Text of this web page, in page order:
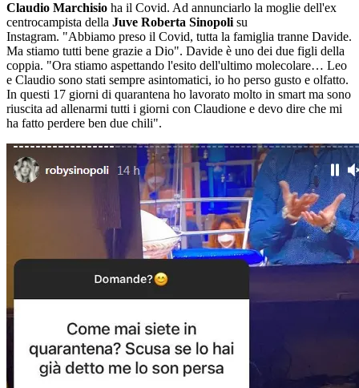
Claudio Marchisio ha il Covid. Ad annunciarlo la moglie dell'ex
centrocampista della Juve Roberta Sinopoli su
Instagram. "Abbiamo preso il Covid, tutta la famiglia tranne Davide.
Ma stiamo tutti bene grazie a Dio". Davide è uno dei due figli della
coppia. "Ora stiamo aspettando l'esito dell'ultimo molecolare… Leo
e Claudio sono stati sempre asintomatici, io ho perso gusto e olfatto.
In questi 17 giorni di quarantena ho lavorato molto in smart ma sono
riuscita ad allenarmi tutti i giorni con Claudione e devo dire che mi
ha fatto perdere ben due chili".